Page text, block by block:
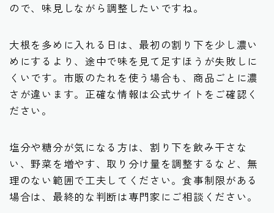
ので、味見しながら調整したいですね。
大根を多めに入れる日は、最初の割り下を少し濃い
めにするより、途中で味を見て足すほうが失敗しに
くいです。市販のたれを使う場合も、商品ごとに濃
さが違います。正確な情報は公式サイトをご確認く
ださい。
塩分や糖分が気になる方は、割り下を飲み干さな
い、野菜を増やす、取り分け量を調整するなど、無
理のない範囲で工夫してください。食事制限がある
場合は、最終的な判断は専門家にご相談ください。